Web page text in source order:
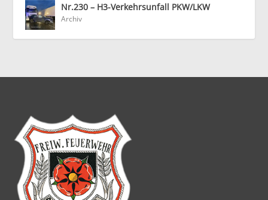
Nr.230 – H3-Verkehrsunfall PKW/LKW
Archiv